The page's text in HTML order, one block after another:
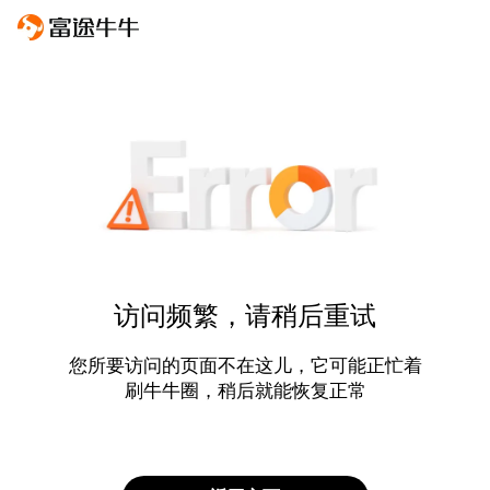
访问频繁，请稍后重试
您所要访问的页面不在这儿，它可能正忙着
刷牛牛圈，稍后就能恢复正常